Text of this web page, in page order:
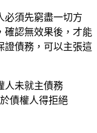
必須先窮盡一切方
確認無效果後，才能
證債務，可以主張這
人未就主債務
債權人得拒絕